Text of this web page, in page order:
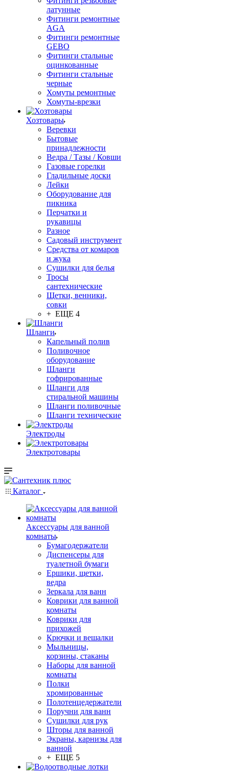
латунные
Фитинги ремонтные
AGA
Фитинги ремонтные
GEBO
Фитинги стальные
оцинкованные
Фитинги стальные
черные
Хомуты ремонтные
Хомуты-врезки
Хозтовары
Веревки
Бытовые
принадлежности
Ведра / Тазы / Ковши
Газовые горелки
Гладильные доски
Лейки
Оборудование для
пикника
Перчатки и
рукавицы
Разное
Садовый инструмент
Средства от комаров
и жука
Сушилки для белья
Тросы
сантехнические
Щетки, венники,
совки
+ ЕЩЕ 4
Шланги
Капельный полив
Поливочное
оборудование
Шланги
гофрированные
Шланги для
стиральной машины
Шланги поливочные
Шланги технические
Электроды
Электротовары
Каталог
Аксессуары для ванной
комнаты
Бумагодержатели
Диспенсеры для
туалетной бумаги
Ершики, щетки,
ведра
Зеркала для ванн
Коврики для ванной
комнаты
Коврики для
прихожей
Крючки и вешалки
Мыльницы,
корзины, стаканы
Наборы для ванной
комнаты
Полки
хромированные
Полотенцедержатели
Поручни для ванн
Сушилки для рук
Шторы для ванной
Экраны, карнизы для
ванной
+ ЕЩЕ 5